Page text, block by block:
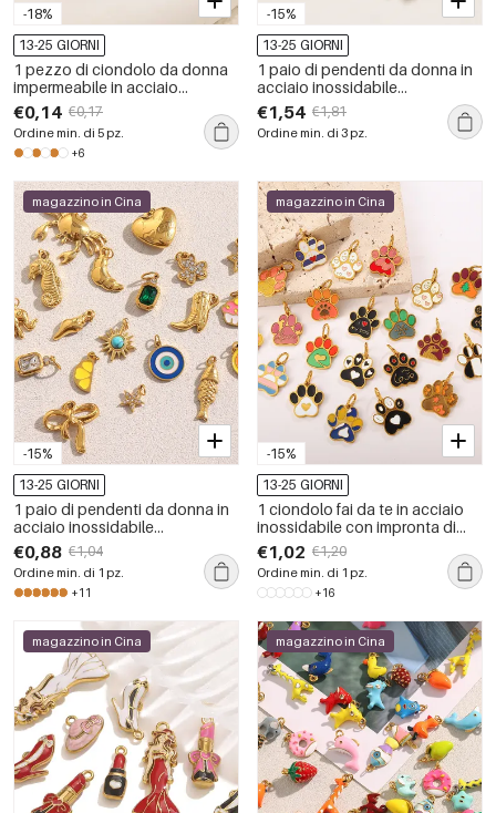
-18%
13-25 GIORNI
1 pezzo di ciondolo da donna
impermeabile in acciaio
inossidabile con conchiglia fai
da te
€0,14 €0,17
Ordine min. di 5 pz.
+6
-15%
13-25 GIORNI
1 paio di pendenti da donna in
acciaio inossidabile
impermeabile a forma di
animaletto della serie semplice
€1,54 €1,81
Ordine min. di 3 pz.
-15%
magazzino in Cina
13-25 GIORNI
1 paio di pendenti da donna in
acciaio inossidabile
impermeabile a forma di
animaletto della serie semplice
€0,88 €1,04
Ordine min. di 1 pz.
+11
-15%
magazzino in Cina
13-25 GIORNI
1 ciondolo fai da te in acciaio
inossidabile con impronta di
zampa di cane, impermeabile,
color oro
€1,02 €1,20
Ordine min. di 1 pz.
+16
magazzino in Cina magazzino in Cina